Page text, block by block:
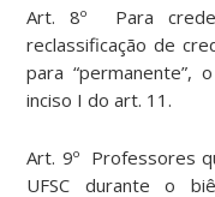
Art. 8º Para
reclassificação de
para “permanente”,
inciso I do art. 11.
Art. 9º Professores
UFSC durante o